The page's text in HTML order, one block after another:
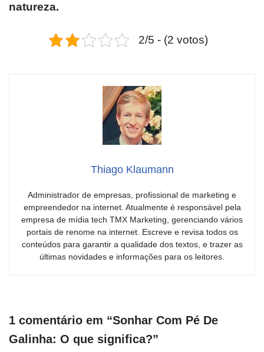
natureza.
2/5 - (2 votos)
Thiago Klaumann
Administrador de empresas, profissional de marketing e
empreendedor na internet. Atualmente é responsável pela
empresa de mídia tech TMX Marketing, gerenciando vários
portais de renome na internet. Escreve e revisa todos os
conteúdos para garantir a qualidade dos textos, e trazer as
últimas novidades e informações para os leitores.
1 comentário em “Sonhar Com Pé De
Galinha: O que significa?”